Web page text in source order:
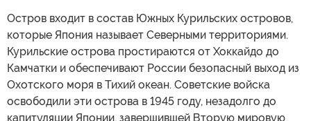
Остров входит в состав Южных Курильских островов,
которые Япония называет Северными территориями.
Курильские острова простираются от Хоккайдо до
Камчатки и обеспечивают России безопасный выход из
Охотского моря в Тихий океан. Советские войска
освободили эти острова в 1945 году, незадолго до
капитуляции Японии, завершившей Вторую мировую